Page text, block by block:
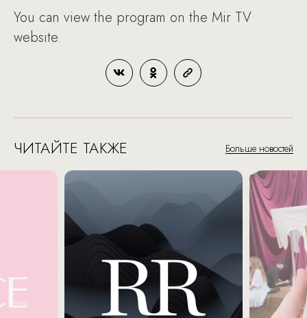
You can view the program on the Mir TV
website.
ЧИТАЙТЕ ТАКЖЕ Больше новостей